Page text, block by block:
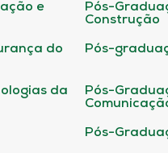
e
Pós-
Construção
do
Pós-
da
Pós-
Pós-